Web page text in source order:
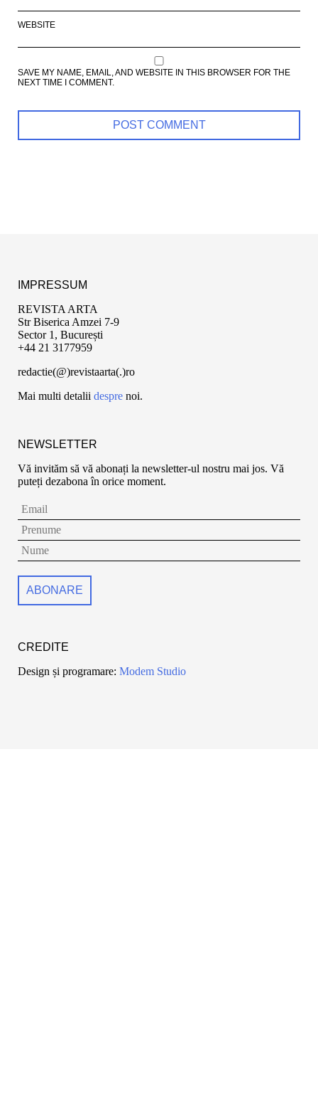
WEBSITE
SAVE MY NAME, EMAIL, AND WEBSITE IN THIS BROWSER FOR THE
NEXT TIME I COMMENT.
IMPRESSUM
REVISTA ARTA
Str Biserica Amzei 7-9
Sector 1, București
+44 21 3177959
redactie(@)revistaarta(.)ro
Mai multi detalii despre noi.
NEWSLETTER
Vă invităm să vă abonați la newsletter-ul nostru mai jos. Vă
puteți dezabona în orice moment.
CREDITE
Design și programare: Modem Studio